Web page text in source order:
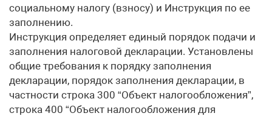
социальному налогу (взносу) и Инструкция по ее
заполнению.
Инструкция определяет единый порядок подачи и
заполнения налоговой декларации. Установлены
общие требования к порядку заполнения
декларации, порядок заполнения декларации, в
частности строка 300 “Объект налогообложения”,
строка 400 “Объект налогообложения для